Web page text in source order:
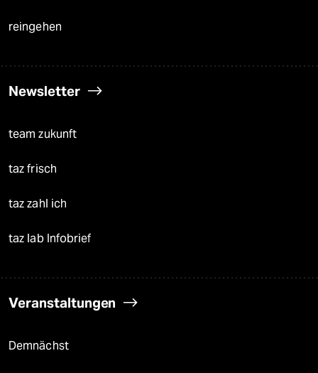
reingehen
Newsletter
team zukunft
taz frisch
taz zahl ich
taz lab Infobrief
Veranstaltungen
Demnächst